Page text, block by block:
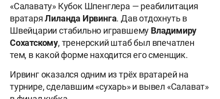
«Салавату» Кубок Шпенглера — реабилитация
вратаряЛиланда Ирвинга. Дав отдохнуть в
Швейцарии стабильно игравшему Владимиру
Сохатскому, тренерский штаб был впечатлен
тем, в какой форме находится его сменщик.
Ирвинг оказался одним из трёх вратарей на
турнире, сделавшим «сухарь» и вывел «Салават»